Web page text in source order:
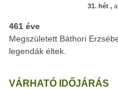
31. hét ,
461 éve
Megszületett Báthori
legendák éltek.
VÁRHATÓ IDŐJÁRÁS